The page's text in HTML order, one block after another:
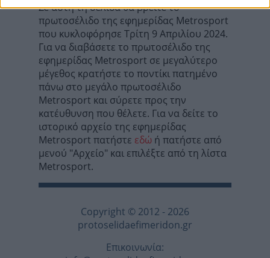
Σε αυτή τη σελίδα θα βρείτε το
πρωτοσέλιδο της εφημερίδας Metrosport
που κυκλοφόρησε Τρίτη 9 Απριλίου 2024.
Για να διαβάσετε το πρωτοσέλιδο της
εφημερίδας Metrosport σε μεγαλύτερο
μέγεθος κρατήστε το ποντίκι πατημένο
πάνω στο μεγάλο πρωτοσέλιδο
Metrosport και σύρετε προς την
κατέυθυνση που θέλετε. Για να δείτε το
ιστορικό αρχείο της εφημερίδας
Metrosport πατήστε εδώ ή πατήστε από
μενού "Αρχείο" και επιλέξτε από τη λίστα
Metrosport.
Copyright © 2012 - 2026
protoselidaefimeridon.gr
Επικοινωνία: